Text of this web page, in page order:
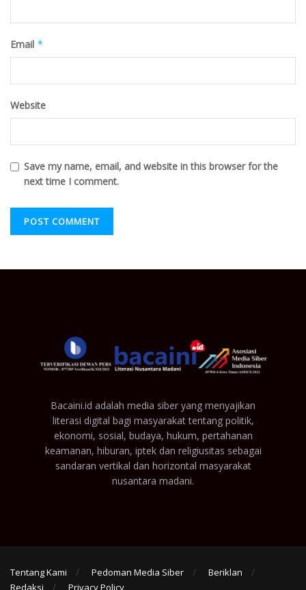
Email *
Website
Save my name, email, and website in this browser for the
next time I comment.
Bacaini.id adalah media siber yang menyajikan
literasi digital bagi masyarakat tentang politik,
ekonomi, sosial, budaya, hukum, pertahanan
keamanan, hiburan, iptek dan religiusitas sebagai
sandaran vertikal dan horizontal masyarakat
nusantara madani.
Tentang Kami Pedoman Media Siber
Beriklan
Redaksi
Privacy Policy